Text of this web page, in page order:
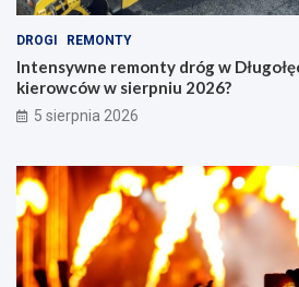
DROGI REMONTY
Intensywne remonty dróg w
kierowców w sierpniu 2026?
5 sierpnia 2026